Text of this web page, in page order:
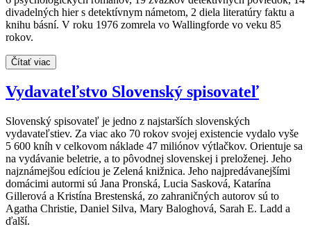
divadelných hier s detektívnym námetom, 2 diela literatúry faktu a
knihu básní. V roku 1976 zomrela vo Wallingforde vo veku 85
rokov.
Čítať viac
Vydavateľstvo Slovenský spisovateľ
Slovenský spisovateľ je jedno z najstarších slovenských
vydavateľstiev. Za viac ako 70 rokov svojej existencie vydalo vyše
5 600 kníh v celkovom náklade 47 miliónov výtlačkov. Orientuje sa
na vydávanie beletrie, a to pôvodnej slovenskej i preloženej. Jeho
najznámejšou edíciou je Zelená knižnica. Jeho najpredávanejšími
domácimi autormi sú Jana Pronská, Lucia Sasková, Katarína
Gillerová a Kristína Brestenská, zo zahraničných autorov sú to
Agatha Christie, Daniel Silva, Mary Baloghová, Sarah E. Ladd a
ďalší.